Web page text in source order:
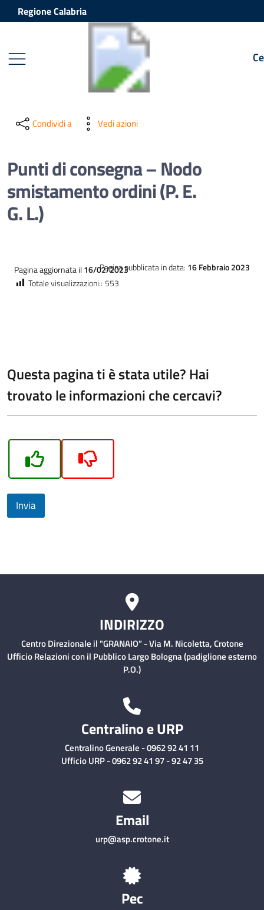
Vai ai contenuti
Vai al footer
Regione Calabria
Condividi a Vedi azioni
Punti di consegna – Nodo
smistamento ordini (P. E.
G. L.)
Pagina aggiornata il16/02/2023
Pagina pubblicata in data: 16 Febbraio 2023
Totale visualizzazioni:: 553
Questa pagina ti è stata utile? Hai
trovato le informazioni che cercavi?
Invia
INDIRIZZO
Centro Direzionale il "GRANAIO" - Via M. Nicoletta, Crotone
Ufficio Relazioni con il Pubblico Largo Bologna (padiglione esterno
P.O.)
Centralino e URP
Centralino Generale - 0962 92 41 11
Ufficio URP - 0962 92 41 97 - 92 47 35
Email
urp@asp.crotone.it
Pec